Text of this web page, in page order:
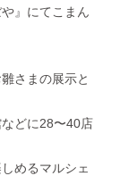
』にてこまん
さまの展示と
どに28〜40店
めるマルシェ